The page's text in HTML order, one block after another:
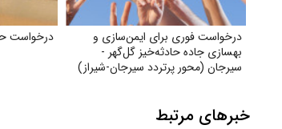
درخواست فوری برای ایمن‌سازی و
بهسازی جاده حادثه‌خیز گل‌گهر -
سیرجان (محور پرتردد سیرجان-شیراز)
درخواست
خبرهای مرتبط